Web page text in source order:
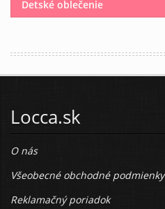
Detské oblečenie
Locca.sk
O nás
Všeobecné obchodné podmienky
Reklamačný poriadok